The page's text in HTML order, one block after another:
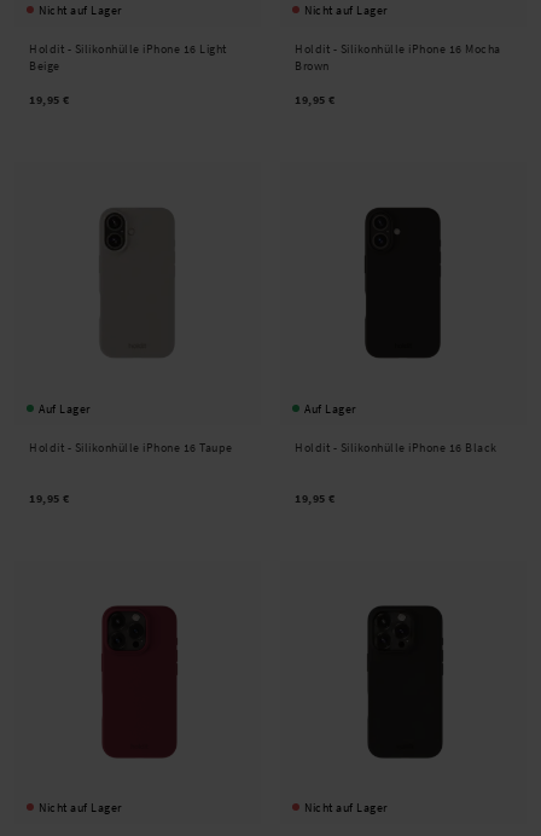
Nicht auf Lager
Holdit - Silikonhülle iPhone 16 Light
Beige
19,95 €
Nicht auf Lager
Holdit - Silikonhülle iPhone 16 Mocha
Brown
19,95 €
Auf Lager
Holdit - Silikonhülle iPhone 16 Taupe
19,95 €
Auf Lager
Holdit - Silikonhülle iPhone 16 Black
19,95 €
Nicht auf Lager Nicht auf Lager